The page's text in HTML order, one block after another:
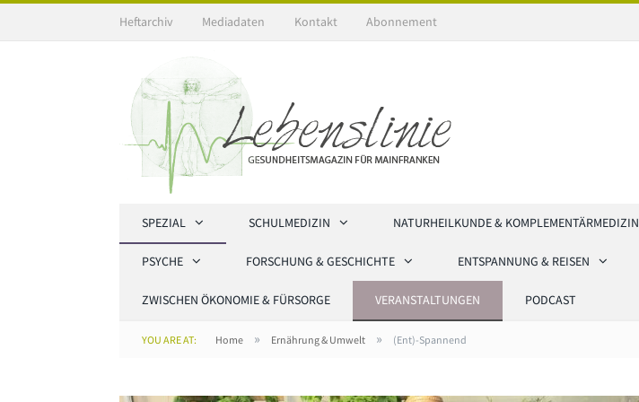
Heftarchiv Mediadaten Kontakt Abonnement
SPEZIAL SCHULMEDIZIN NATURHEILKUNDE & KOMPLEMENTÄRMEDIZIN
PSYCHE FORSCHUNG & GESCHICHTE ENTSPANNUNG & REISEN
ZWISCHEN ÖKONOMIE & FÜRSORGE VERANSTALTUNGEN PODCAST
YOU ARE AT: Home » Ernährung & Umwelt » (Ent)-Spannend